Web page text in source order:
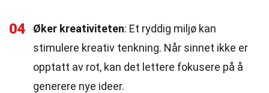
04 Øker kreativiteten: Et ryddig miljø kan
stimulere kreativ tenkning. Når sinnet ikke er
opptatt av rot, kan det lettere fokusere på å
generere nye ideer.